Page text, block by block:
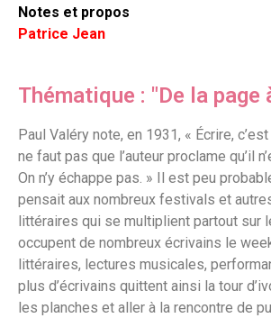
Notes et propos
Patrice Jean
Thématique : "De la page
Paul Valéry note, en 1931, « Écrire,
ne faut pas que l’auteur proclame qu’il
On n’y échappe pas. » Il est peu
pensait aux nombreux festivals et
littéraires qui se multiplient partout sur
occupent de nombreux écrivains le
littéraires, lectures musicales,
plus d’écrivains quittent ainsi la tour
les planches et aller à la rencontre de